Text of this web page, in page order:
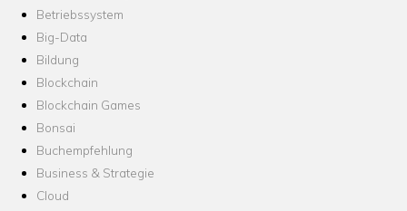
Betriebssystem
Big-Data
Bildung
Blockchain
Blockchain Games
Bonsai
Buchempfehlung
Business & Strategie
Cloud